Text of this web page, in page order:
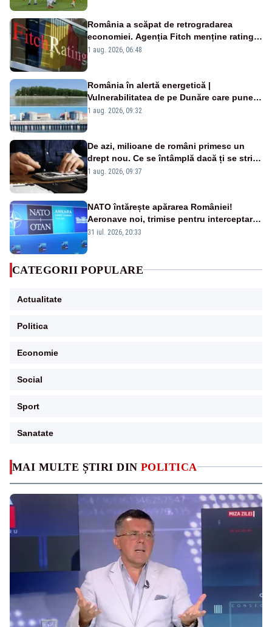
MAI MULTE ȘTIRI DIN POLITICA
România a scăpat de retrogradarea
economiei. Agenția Fitch menține ratingul
„BBB-” cu perspectivă negativă
1 aug. 2026, 06:48
România în alertă energetică |
Vulnerabilitatea de pe Dunăre care pune
în pericol Centrala Cernavodă era
1 aug. 2026, 09:32
De azi, milioane de români primesc un
drept nou. Ce se întâmplă dacă ți se strică
un produs
1 aug. 2026, 09:37
NATO întărește apărarea României!
Aeronave noi, trimise pentru interceptarea
și distrugerea dronelor
31 iul. 2026, 20:33
CATEGORII POPULARE
Actualitate
Politica
Economie
Social
Sport
Sanatate